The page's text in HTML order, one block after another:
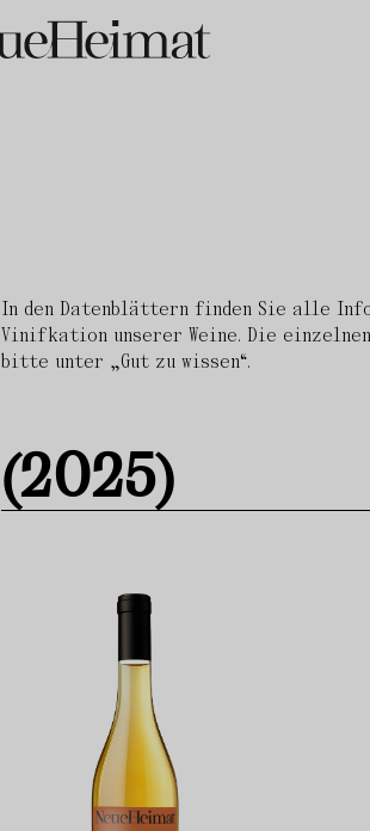
In den Datenblättern finden Sie alle
Vinifkation unserer Weine. Die
bitte unter „Gut zu wissen“.
(2025)